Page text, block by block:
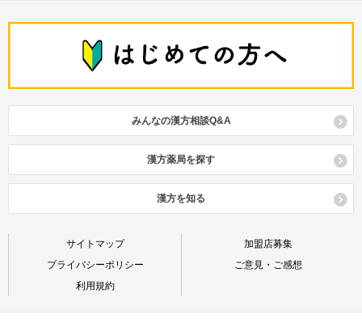
みんなの漢方相談Q&A
漢方薬局を探す
漢方を知る
サイトマップ
プライバシーポリシー
利用規約
加盟店募集
ご意見・ご感想